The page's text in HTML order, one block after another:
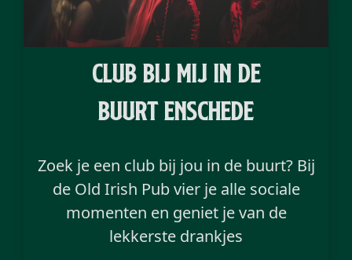
club bij mij in de
buurt Enschede
Zoek je een club bij jou in de buurt? Bij
de Old Irish Pub vier je alle sociale
momenten en geniet je van de
lekkerste drankjes